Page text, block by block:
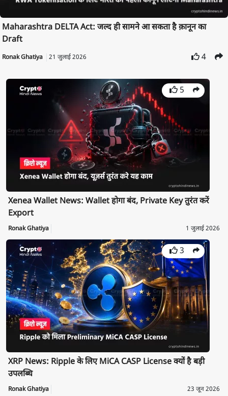
Maharashtra DELTA Act: जल्द ही सामने आ सकता है क़ानून का
Draft
Ronak Ghatiya 21 जुलाई 2026 4
5
Xenea Wallet News: Wallet होगा बंद, Private Key तुरंत करें
Export
Ronak Ghatiya 1 जुलाई 2026
3
XRP News: Ripple के लिए MiCA CASP License क्यों है बड़ी
उपलब्धि
Ronak Ghatiya 23 जून 2026